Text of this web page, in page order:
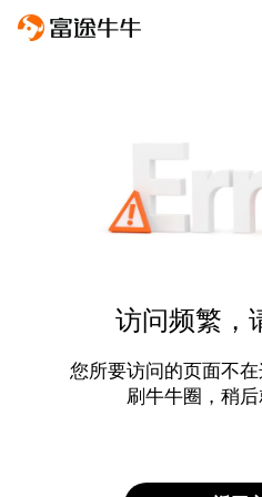
访问频繁，
您所要访问的页面不
刷牛牛圈，稍